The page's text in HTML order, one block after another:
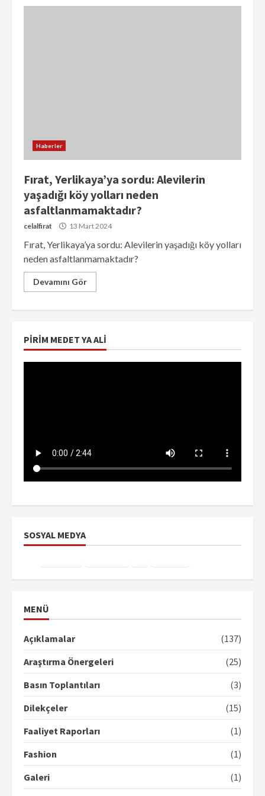
Haberler
Fırat, Yerlikaya’ya sordu: Alevilerin
yaşadığı köy yolları neden
asfaltlanmamaktadır?
celalfirat 13 Mart 2024
Fırat, Yerlikaya’ya sordu: Alevilerin yaşadığı köy yolları
neden asfaltlanmamaktadır?
Devamını Gör
PIRIM MEDET YA ALI
SOSYAL MEDYA
MENÜ
Açıklamalar
(137)
Araştırma Önergeleri
(25)
Basın Toplantıları
(3)
Dilekçeler
(15)
Faaliyet Raporları
(1)
Fashion
(1)
Galeri
(1)